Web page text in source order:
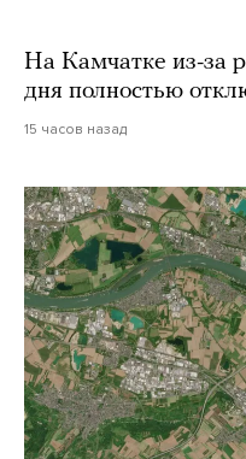
На Камчатке из-за
дня полностью
15 часов назад